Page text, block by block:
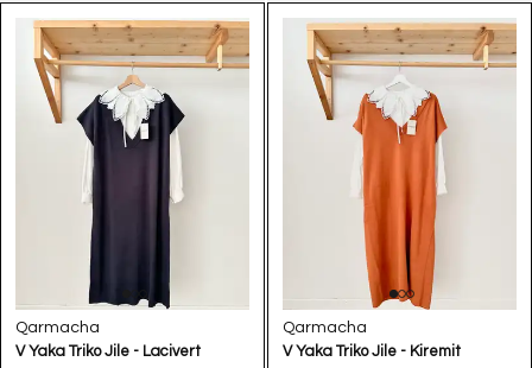
Qarmacha
V Yaka Triko Jile - Lacivert
Qarmacha
V Yaka Triko Jile - Kiremit